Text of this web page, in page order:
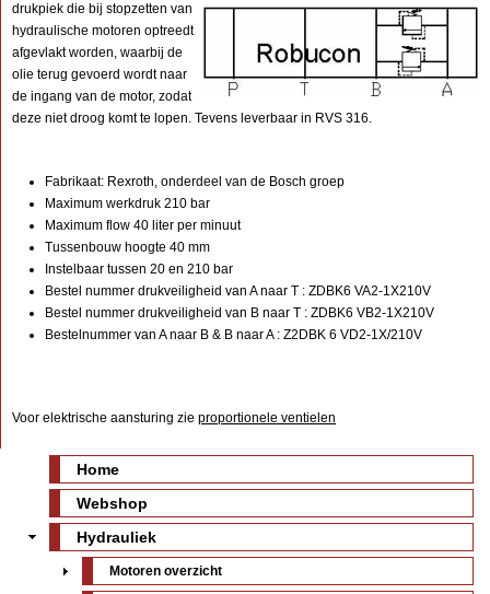
e
r
e
drukpiek die bij stopzetten van
hydraulische motoren optreedt
afgevlakt worden, waarbij de
olie terug gevoerd wordt naar
de ingang van de motor, zodat
deze niet droog komt te lopen. Tevens leverbaar in RVS 316.
Fabrikaat: Rexroth, onderdeel van de Bosch groep
Maximum werkdruk 210 bar
Maximum flow 40 liter per minuut
Tussenbouw hoogte 40 mm
Instelbaar tussen 20 en 210 bar
Bestel nummer drukveiligheid van A naar T : ZDBK6 VA2-1X210V
Bestel nummer drukveiligheid van B naar T : ZDBK6 VB2-1X210V
Bestelnummer van A naar B & B naar A : Z2DBK 6 VD2-1X/210V
Voor elektrische aansturing zie proportionele ventielen
Home
Webshop
Hydrauliek
Motoren overzicht